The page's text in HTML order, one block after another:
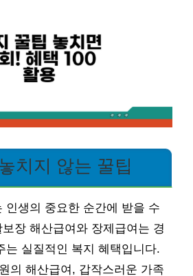
치지 않는 꿀팁
인생의 중요한 순간에 받을 수
장 해산급여와 장제급여는 경
는 실질적인 복지 혜택입니다.
의 해산급여, 갑작스러운 가족